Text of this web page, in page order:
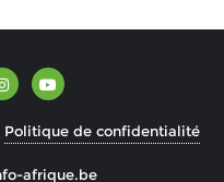
Politique de confidentialité
afrique.be